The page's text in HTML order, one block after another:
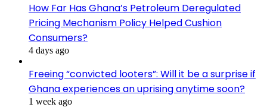
How Far Has Ghana’s Petroleum Deregulated
Pricing Mechanism Policy Helped Cushion
Consumers?
4 days ago
Freeing “convicted looters”: Will it be a surprise if
Ghana experiences an uprising anytime soon?
1 week ago